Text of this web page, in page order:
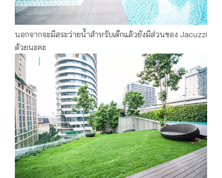
นอกจากจะมีสระว่ายน้ำสำหรับเด็กแล้วยังมีส่วนของ Jacuzzi
ด้วยนะคะ